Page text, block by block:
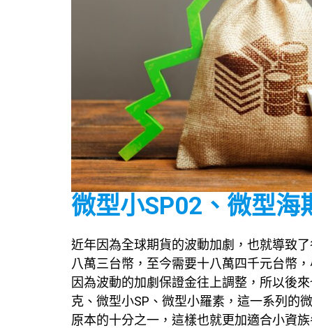
微型小SP02、微型海
近年因為全球期貨的波動加劇，也就導致
八萬三台幣，至今需要十八萬四千元台幣
因為波動的加劇保證金往上調整，所以後
克、微型小SP、微型小羅素，這一系列的
原本的十分之一，這樣也就更加適合小資族